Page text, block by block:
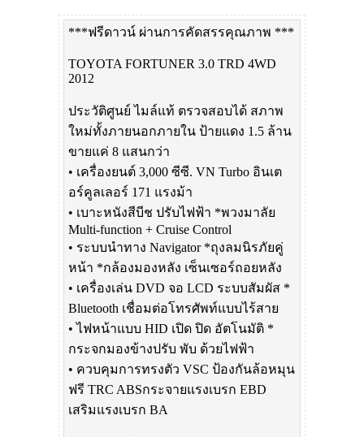
***ฟรีดาวน์ ผ่านการคัดสรรคุณภาพ ***
TOYOTA FORTUNER 3.0 TRD 4WD
2012
ประวัติศูนย์ ไมล์แท้ ตรวจสอบได้ สภาพ
ใหม่ทั้งภายนอกภายใน ป้ายแดง 1.5 ล้าน
ขายแค่ 8 แสนกว่า
• เครื่องยนต์ 3,000 ซีซี. VN Turbo อินเต
อร์คูลเลอร์ 171 แรงม้า
• เบาะหนังสีบีช ปรับไฟฟ้า *พวงมาลัย
Multi-function + Cruise Control
• ระบบนำทาง Navigator *ถุงลมนิรภัยคู่
หน้า *กล้องมองหลัง เซ็นเซอร์ถอยหลัง
• เครื่องเล่น DVD จอ LCD ระบบสัมผัส *
Bluetooth เชื่อมต่อโทรศัพท์แบบไร้สาย
• ไฟหน้าแบบ HID เปิด ปิด อัตโนมัติ *
กระจกมองข้างปรับ พับ ด้วยไฟฟ้า
• ควบคุมการทรงตัว VSC ป้องกันล้อหมุน
ฟรี TRC ABSกระจายแรงเบรก EBD
เสริมแรงเบรก BA